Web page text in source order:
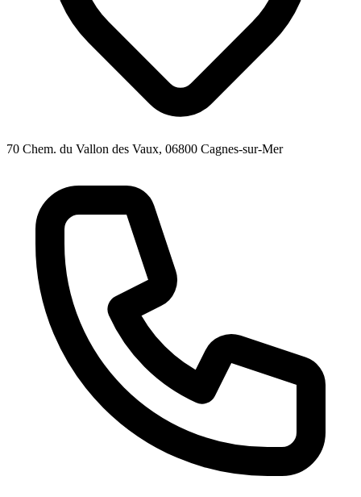
70 Chem. du Vallon des Vaux, 06800 Cagnes-sur-Mer